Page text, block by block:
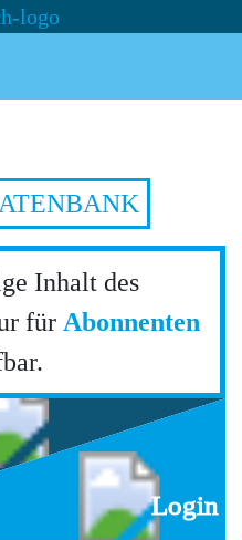
Inhalt des
für Abonnenten
Login